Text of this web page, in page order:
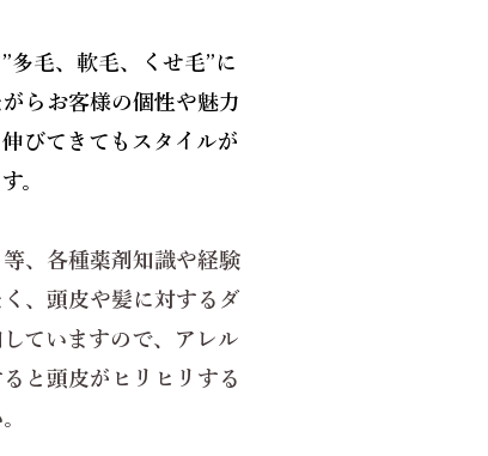
多毛、軟毛、くせ毛”に
らお客様の個性や魅力
びてきてもスタイルが
。
、各種薬剤知識や経験
、頭皮や髪に対するダ
ていますので、アレル
と頭皮がヒリヒリする